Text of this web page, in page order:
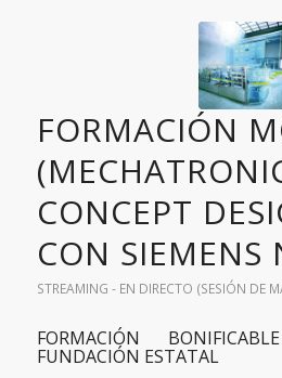
FORMACIÓN
CONCEPT
CON SIEMENS
STREAMING - EN DIRECTO (SESIÓN DE
FORMACIÓN
FUNDACIÓN ESTATAL